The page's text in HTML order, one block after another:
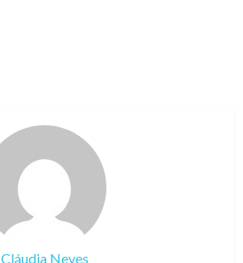
Cláudia Neves